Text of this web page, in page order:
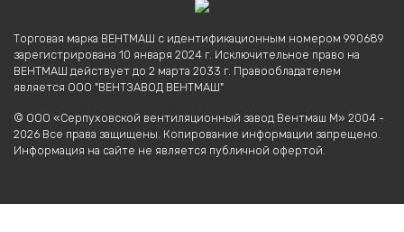
Торговая марка ВЕНТМАШ с идентификационным номером 990689
зарегистрирована 10 января 2024 г. Исключительное право на
ВЕНТМАШ действует до 2 марта 2033 г. Правообладателем
является ООО "ВЕНТЗАВОД ВЕНТМАШ"
© ООО «Серпуховской вентиляционный завод Вентмаш М» 2004 -
2026 Все права защищены. Копирование информации запрещено.
Информация на сайте не является публичной офертой.